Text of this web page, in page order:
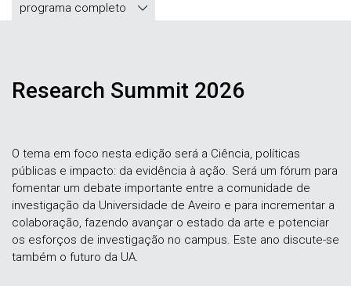
programa completo
Research Summit 2026
O tema em foco nesta edição será a Ciência, políticas
públicas e impacto: da evidência à ação. Será um fórum para
fomentar um debate importante entre a comunidade de
investigação da Universidade de Aveiro e para incrementar a
colaboração, fazendo avançar o estado da arte e potenciar
os esforços de investigação no campus. Este ano discute-se
também o futuro da UA.